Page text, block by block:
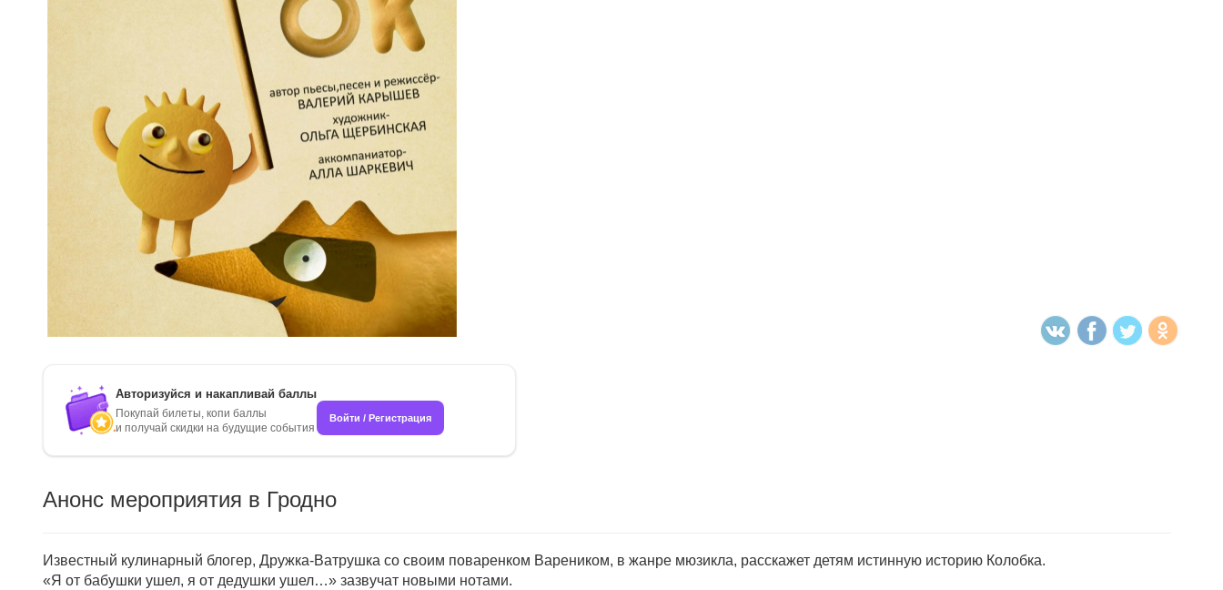
Авторизуйся и накапливай баллы
Покупай билеты, копи баллы
и получай скидки на будущие события
Войти / Регистрация
Анонс мероприятия в Гродно
Известный кулинарный блогер, Дружка-Ватрушка со своим поваренком Вареником, в жанре мюзикла, расскажет детям истинную историю Колобка.
«Я от бабушки ушел, я от дедушки ушел…» зазвучат новыми нотами.